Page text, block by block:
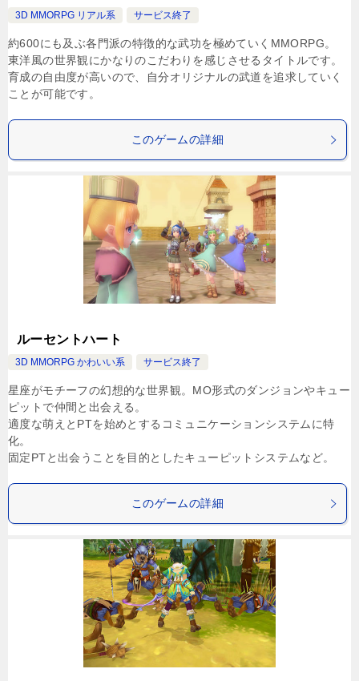
3D MMORPG リアル系 サービス終了
約600にも及ぶ各門派の特徴的な武功を極めていくMMORPG。
東洋風の世界観にかなりのこだわりを感じさせるタイトルです。
育成の自由度が高いので、自分オリジナルの武道を追求していく
ことが可能です。
このゲームの詳細
ルーセントハート
3D MMORPG かわいい系 サービス終了
星座がモチーフの幻想的な世界観。MO形式のダンジョンやキュー
ピットで仲間と出会える。
適度な萌えとPTを始めとするコミュニケーションシステムに特
化。
固定PTと出会うことを目的としたキューピットシステムなど。
このゲームの詳細